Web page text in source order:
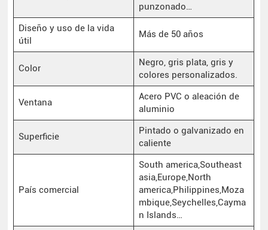
punzonado…
Diseño y uso de la vida
útil
Más de 50 años
Color
Negro, gris plata, gris y
colores personalizados.
Ventana
Acero PVC o aleación de
aluminio
Superficie
Pintado o galvanizado en
caliente
País comercial
South america,Southeast
asia,Europe,North
america,Philippines,Moza
mbique,Seychelles,Cayma
n Islands…